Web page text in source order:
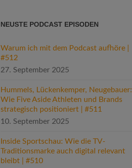
NEUSTE PODCAST EPISODEN
Warum ich mit dem Podcast aufhöre |
#512
27. September 2025
Hummels, Lückenkemper, Neugebauer:
Wie Five Aside Athleten und Brands
strategisch positioniert | #511
10. September 2025
Inside Sportschau: Wie die TV-
Traditionsmarke auch digital relevant
bleibt | #510